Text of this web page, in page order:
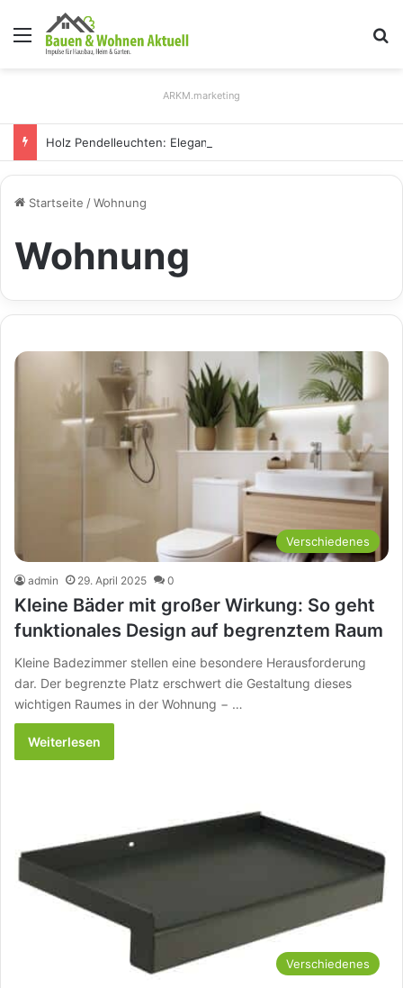
Menü
ARKM.marketing
Startseite /Wohnung
Wohnung
Verschiedenes
admin 29. April 2025 0
Kleine Bäder mit großer Wirkung: So geht
funktionales Design auf begrenztem Raum
Kleine Badezimmer stellen eine besondere Herausforderung
dar. Der begrenzte Platz erschwert die Gestaltung dieses
wichtigen Raumes in der Wohnung − …
Weiterlesen
Verschiedenes